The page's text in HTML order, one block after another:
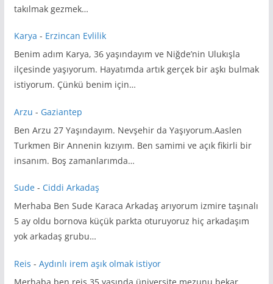
takılmak gezmek…
Karya - Erzincan Evlilik
Benim adım Karya, 36 yaşındayım ve Niğde’nin Ulukışla
ilçesinde yaşıyorum. Hayatımda artık gerçek bir aşkı bulmak
istiyorum. Çünkü benim için…
Arzu - Gaziantep
Ben Arzu 27 Yaşındayım. Nevşehir da Yaşıyorum.Aaslen
Turkmen Bir Annenin kızıyım. Ben samimi ve açık fikirli bir
insanım. Boş zamanlarımda…
Sude- Ciddi Arkadaş
Merhaba Ben Sude Karaca Arkadaş arıyorum izmire taşınalı
5 ay oldu bornova küçük parkta oturuyoruz hiç arkadaşım
yok arkadaş grubu…
Reis - Aydınlı irem aşık olmak istiyor